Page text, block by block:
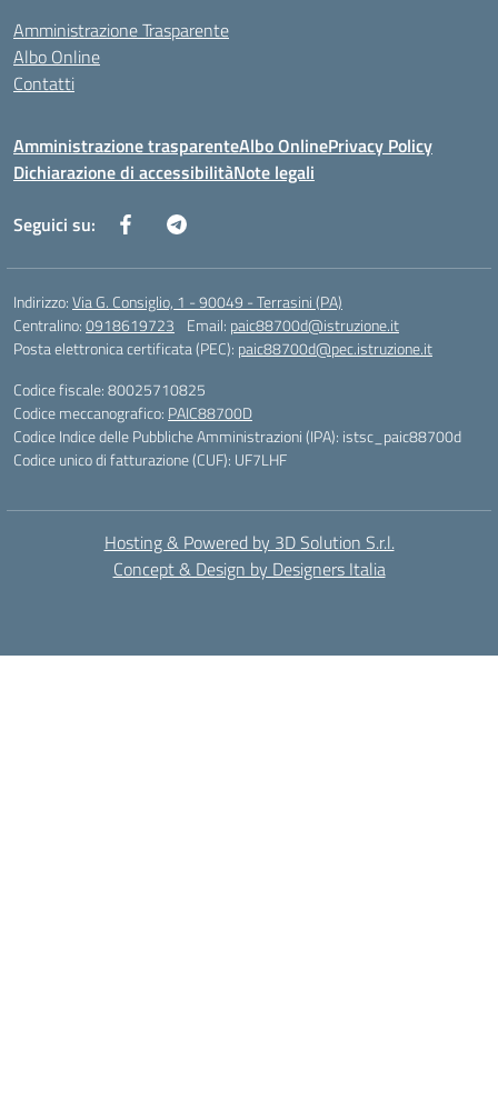
Amministrazione Trasparente
Albo Online
Contatti
Amministrazione trasparenteAlbo OnlinePrivacy Policy
Dichiarazione di accessibilitàNote legali
Seguici su:
Indirizzo:Via G. Consiglio, 1 - 90049 - Terrasini (PA)
Centralino:0918619723 Email: paic88700d@istruzione.it
Posta elettronica certificata (PEC): paic88700d@pec.istruzione.it
Codice fiscale: 80025710825
Codice meccanografico: PAIC88700D
Codice Indice delle Pubbliche Amministrazioni (IPA): istsc_paic88700d
Codice unico di fatturazione (CUF): UF7LHF
Hosting & Powered by 3D Solution S.r.l.
Concept & Design by Designers Italia